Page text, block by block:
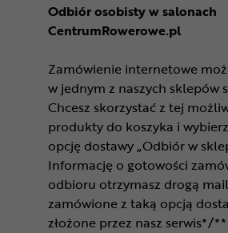
Odbiór osobisty w salonach
CentrumRowerowe.pl
Zamówienie internetowe
w jednym z naszych sklepów
Chcesz skorzystać z tej
produkty do koszyka i
opcję dostawy „Odbiór w
Informację o gotowości
odbioru otrzymasz drogą
zamówione z taką opcją
złożone przez nasz serwis*/